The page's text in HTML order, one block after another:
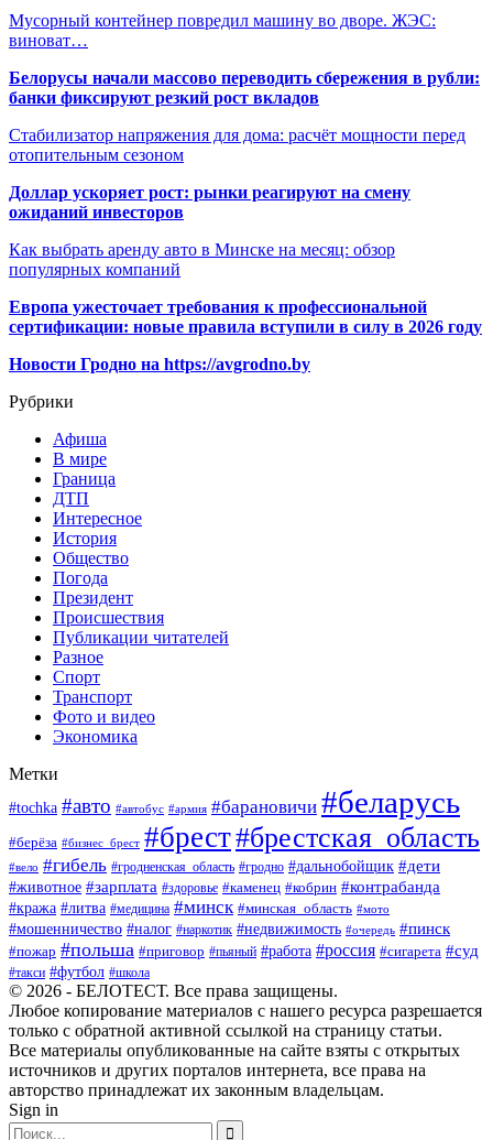
Мусорный контейнер повредил машину во дворе. ЖЭС:
виноват…
Белорусы начали массово переводить сбережения в рубли:
банки фиксируют резкий рост вкладов
Стабилизатор напряжения для дома: расчёт мощности перед
отопительным сезоном
Доллар ускоряет рост: рынки реагируют на смену
ожиданий инвесторов
Как выбрать аренду авто в Минске на месяц: обзор
популярных компаний
Европа ужесточает требования к профессиональной
сертификации: новые правила вступили в силу в 2026 году
Новости Гродно на https://avgrodno.by
Рубрики
Афиша
В мире
Граница
ДТП
Интересное
История
Общество
Погода
Президент
Происшествия
Публикации читателей
Разное
Спорт
Транспорт
Фото и видео
Экономика
Метки
#tochka #авто #автобус #армия #барановичи #беларусь
#берёза #бизнес_брест #брест#брестская_область
#вело #гибель #гродненская_область #гродно #дальнобойщик #дети
#животное #зарплата #здоровье #каменец #кобрин #контрабанда
#кража #литва #медицина #минск #минская_область #мото
#мошенничество #налог #наркотик #недвижимость #очередь #пинск
#пожар #польша #приговор #пьяный #работа #россия #сигарета #суд
#такси #футбол #школа
© 2026 - БЕЛОТЕСТ. Все права защищены.
Любое копирование материалов с нашего ресурса разрешается
только с обратной активной ссылкой на страницу статьи.
Все материалы опубликованные на сайте взяты с открытых
источников и других порталов интернета, все права на
авторство принадлежат их законным владельцам.
Sign in